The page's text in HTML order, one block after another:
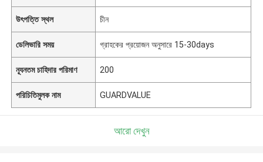
উৎপত্তি স্থল চীন
ডেলিভারি সময় গ্রাহকের প্রয়োজন অনুসারে 15-30days
ন্যূনতম চাহিদার পরিমাণ 200
পরিচিতিমুলক নাম GUARDVALUE
আরো দেখুন